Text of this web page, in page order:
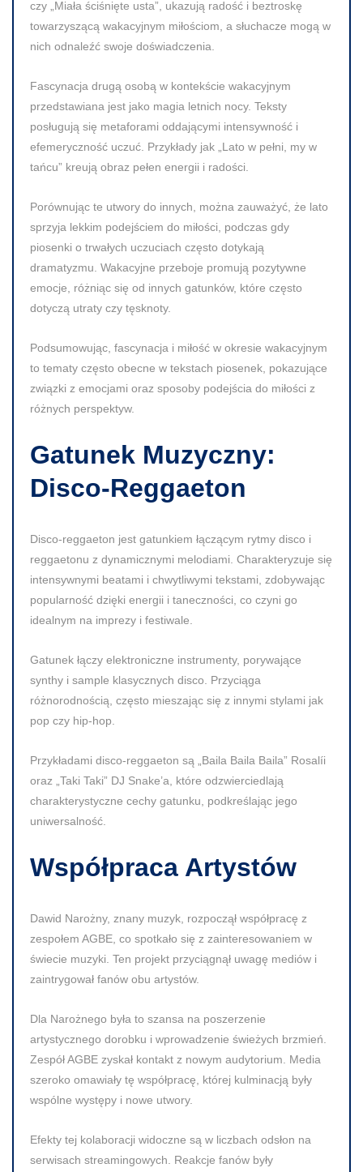
czy „Miała ściśnięte usta”, ukazują radość i beztroskę
towarzyszącą wakacyjnym miłościom, a słuchacze mogą w
nich odnaleźć swoje doświadczenia.
Fascynacja drugą osobą w kontekście wakacyjnym
przedstawiana jest jako magia letnich nocy. Teksty
posługują się metaforami oddającymi intensywność i
efemeryczność uczuć. Przykłady jak „Lato w pełni, my w
tańcu” kreują obraz pełen energii i radości.
Porównując te utwory do innych, można zauważyć, że lato
sprzyja lekkim podejściem do miłości, podczas gdy
piosenki o trwałych uczuciach często dotykają
dramatyzmu. Wakacyjne przeboje promują pozytywne
emocje, różniąc się od innych gatunków, które często
dotyczą utraty czy tęsknoty.
Podsumowując, fascynacja i miłość w okresie wakacyjnym
to tematy często obecne w tekstach piosenek, pokazujące
związki z emocjami oraz sposoby podejścia do miłości z
różnych perspektyw.
Gatunek Muzyczny:
Disco-Reggaeton
Disco-reggaeton jest gatunkiem łączącym rytmy disco i
reggaetonu z dynamicznymi melodiami. Charakteryzuje się
intensywnymi beatami i chwytliwymi tekstami, zdobywając
popularność dzięki energii i taneczności, co czyni go
idealnym na imprezy i festiwale.
Gatunek łączy elektroniczne instrumenty, porywające
synthy i sample klasycznych disco. Przyciąga
różnorodnością, często mieszając się z innymi stylami jak
pop czy hip-hop.
Przykładami disco-reggaeton są „Baila Baila Baila” Rosalíi
oraz „Taki Taki” DJ Snake’a, które odzwierciedlają
charakterystyczne cechy gatunku, podkreślając jego
uniwersalność.
Współpraca Artystów
Dawid Narożny, znany muzyk, rozpoczął współpracę z
zespołem AGBE, co spotkało się z zainteresowaniem w
świecie muzyki. Ten projekt przyciągnął uwagę mediów i
zaintrygował fanów obu artystów.
Dla Narożnego była to szansa na poszerzenie
artystycznego dorobku i wprowadzenie świeżych brzmień.
Zespół AGBE zyskał kontakt z nowym audytorium. Media
szeroko omawiały tę współpracę, której kulminacją były
wspólne występy i nowe utwory.
Efekty tej kolaboracji widoczne są w liczbach odsłon na
serwisach streamingowych. Reakcje fanów były